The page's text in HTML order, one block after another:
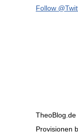
Follow
Provisionen